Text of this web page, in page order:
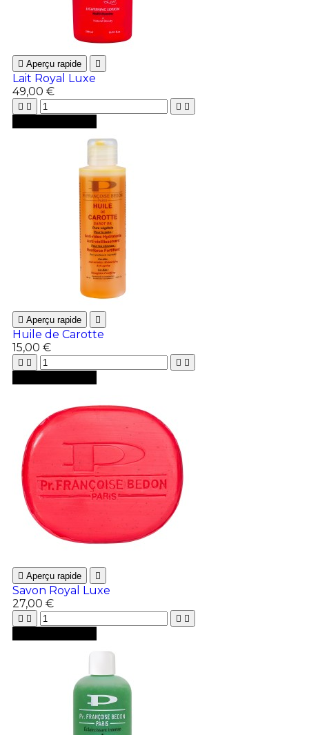
 Aperçu rapide 
Lait Royal Luxe
49,00 €
   
 Aperçu rapide 
Huile de Carotte
15,00 €
   
 Aperçu rapide 
Savon Royal Luxe
27,00 €
   